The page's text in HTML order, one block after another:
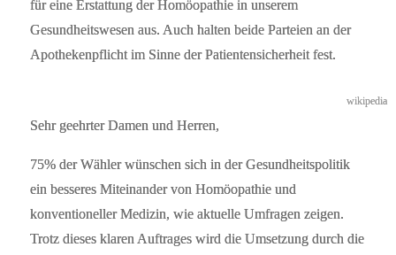
für eine Erstattung der Homöopathie in unserem
Gesundheitswesen aus. Auch halten beide Parteien an der
Apothekenpflicht im Sinne der Patientensicherheit fest.
wikipedia
Sehr geehrter Damen und Herren,
75% der Wähler wünschen sich in der Gesundheitspolitik
ein besseres Miteinander von Homöopathie und
konventioneller Medizin, wie aktuelle Umfragen zeigen.
Trotz dieses klaren Auftrages wird die Umsetzung durch die